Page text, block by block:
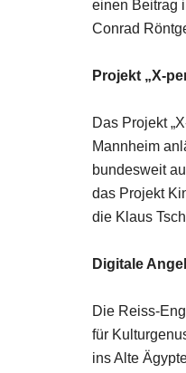
einen Beitrag
Conrad
Projekt „X-
Das Projekt
Mannheim
bundesweit
das Projekt
die Klaus
Digitale
Die Reiss-
für
ins Alte